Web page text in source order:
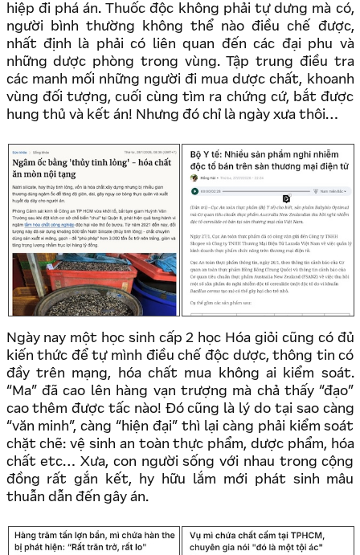
hiệp đi phá án. Thuốc độc không phải tự dưng mà có,
người bình thường không thể nào điều chế được,
nhất định là phải có liên quan đến các đại phu và
những dược phòng trong vùng. Tập trung điều tra
các manh mối những người đi mua dược chất, khoanh
vùng đối tượng, cuối cùng tìm ra chứng cứ, bắt được
hung thủ và kết án! Nhưng đó chỉ là ngày xưa thôi…
Ngày nay một học sinh cấp 2 học Hóa giỏi cũng có đủ
kiến thức để tự mình điều chế độc dược, thông tin có
đầy trên mạng, hóa chất mua không ai kiểm soát.
“Ma” đã cao lên hàng vạn trượng mà chả thấy “đạo”
cao thêm được tấc nào! Đó cũng là lý do tại sao càng
“văn minh”, càng “hiện đại” thì lại càng phải kiểm soát
chặt chẽ: vệ sinh an toàn thực phẩm, dược phẩm, hóa
chất etc… Xưa, con người sống với nhau trong cộng
đồng rất gắn kết, hy hữu lắm mới phát sinh mâu
thuẫn dẫn đến gây án.